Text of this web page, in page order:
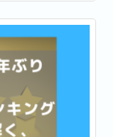
頃。...